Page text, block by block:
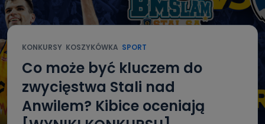
KONKURSY KOSZYKÓWKA SPORT
Co może być kluczem do
zwycięstwa Stali nad
Anwilem? Kibice oceniają